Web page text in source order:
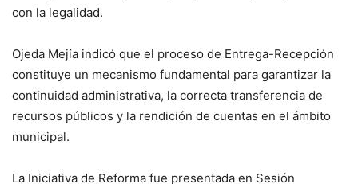
con la legalidad.
Ojeda Mejía indicó que el proceso de Entrega-Recepción
constituye un mecanismo fundamental para garantizar la
continuidad administrativa, la correcta transferencia de
recursos públicos y la rendición de cuentas en el ámbito
municipal.
La Iniciativa de Reforma fue presentada en Sesión